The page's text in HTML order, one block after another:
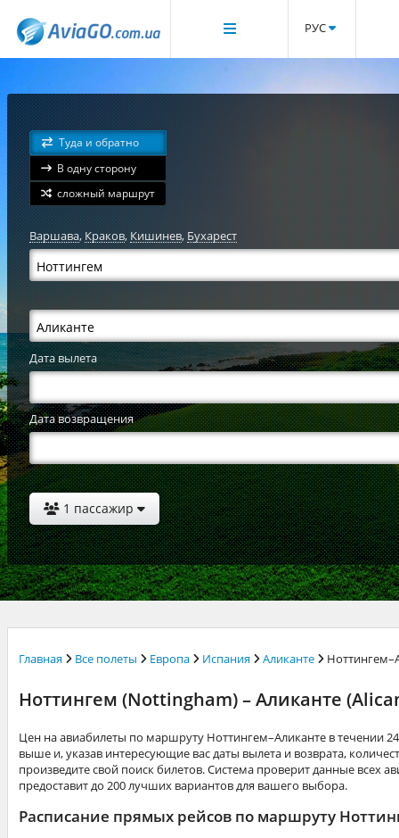
РУС
Туда и обратно
В одну сторону
сложный маршрут
Варшава, Краков, Кишинев, Бухарест
Дата вылета
Дата возвращения
1 пассажир
Главная Все полеты Европа Испания Аликанте
Ноттингем (Nottingham) – Аликанте
Цен на авиабилеты по маршруту Ноттингем–Аликанте в течении
выше и, указав интересующие вас даты вылета и возврата,
произведите свой поиск билетов. Система проверит данные всех
предоставит до 200 лучших вариантов для вашего выбора.
Расписание прямых рейсов по маршруту